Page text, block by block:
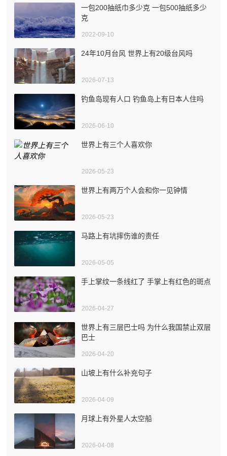
一包200抽纸巾多少克 一包500抽纸多少
克
2022-09-10
24年10月台风 世界上有20级台风吗
2026-07-13
钓鱼岛现有人口 钓鱼岛上有日本人住吗
2026-06-10
世界上有三个人喜欢你
2026-05-23
世界上有两万个人会和你一见钟情
2026-05-23
马路上有坑摔伤谁的责任
2026-05-05
手上掌纹一条线红了 手掌上有红色的斑点
2026-04-27
世界上有三层巴士吗 为什么我国禁止双层
巴士
2026-04-20
山坡上有什么补充句子
2026-04-09
月球上有外星人太空船
2026-04-08